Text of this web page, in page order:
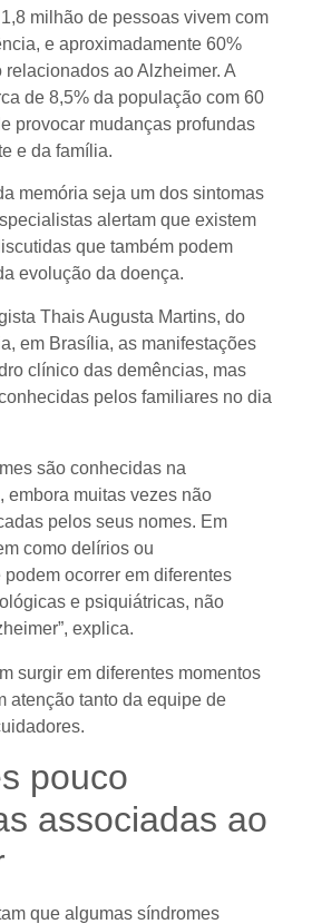
milhão de pessoas vivem com
e aproximadamente 60%
ao Alzheimer. A
de 8,5% da população com 60
provocar mudanças profundas
e da família.
memória seja um dos sintomas
alertam que existem
que também podem
evolução da doença.
Thais Augusta Martins, do
em Brasília, as manifestações
clínico das demências, mas
pelos familiares no dia
são conhecidas na
embora muitas vezes não
pelos seus nomes. Em
como delírios ou
ocorrer em diferentes
e psiquiátricas, não
explica.
surgir em diferentes momentos
atenção tanto da equipe de
pouco
associadas ao
que algumas síndromes